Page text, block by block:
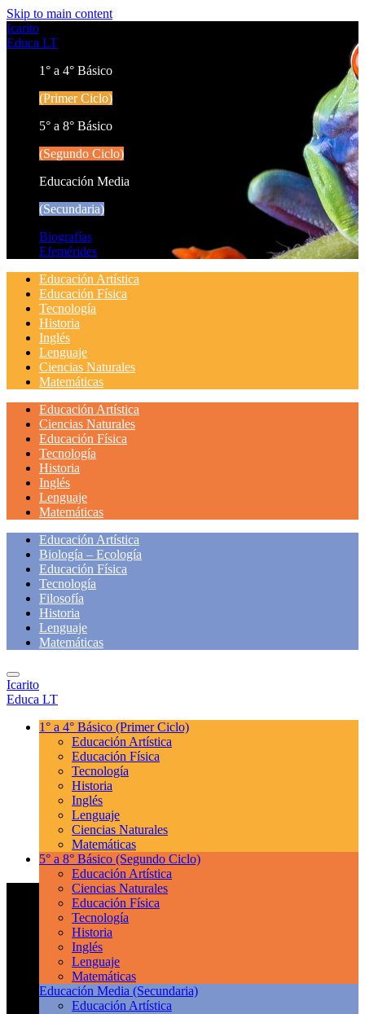
Skip to main content
Icarito
Educa LT
1° a 4° Básico
(Primer Ciclo)
5° a 8° Básico
(Segundo Ciclo)
Educación Media
(Secundaria)
Biografías
Efemérides
Educación Artística
Educación Física
Tecnología
Historia
Inglés
Lenguaje
Ciencias Naturales
Matemáticas
Educación Artística
Ciencias Naturales
Educación Física
Tecnología
Historia
Inglés
Lenguaje
Matemáticas
Educación Artística
Biología – Ecología
Educación Física
Tecnología
Filosofía
Historia
Lenguaje
Matemáticas
Icarito
Educa LT
1° a 4° Básico (Primer Ciclo)
Educación Artística
Educación Física
Tecnología
Historia
Inglés
Lenguaje
Ciencias Naturales
Matemáticas
5° a 8° Básico (Segundo Ciclo)
Educación Artística
Ciencias Naturales
Educación Física
Tecnología
Historia
Inglés
Lenguaje
Matemáticas
Educación Media (Secundaria)
Educación Artística